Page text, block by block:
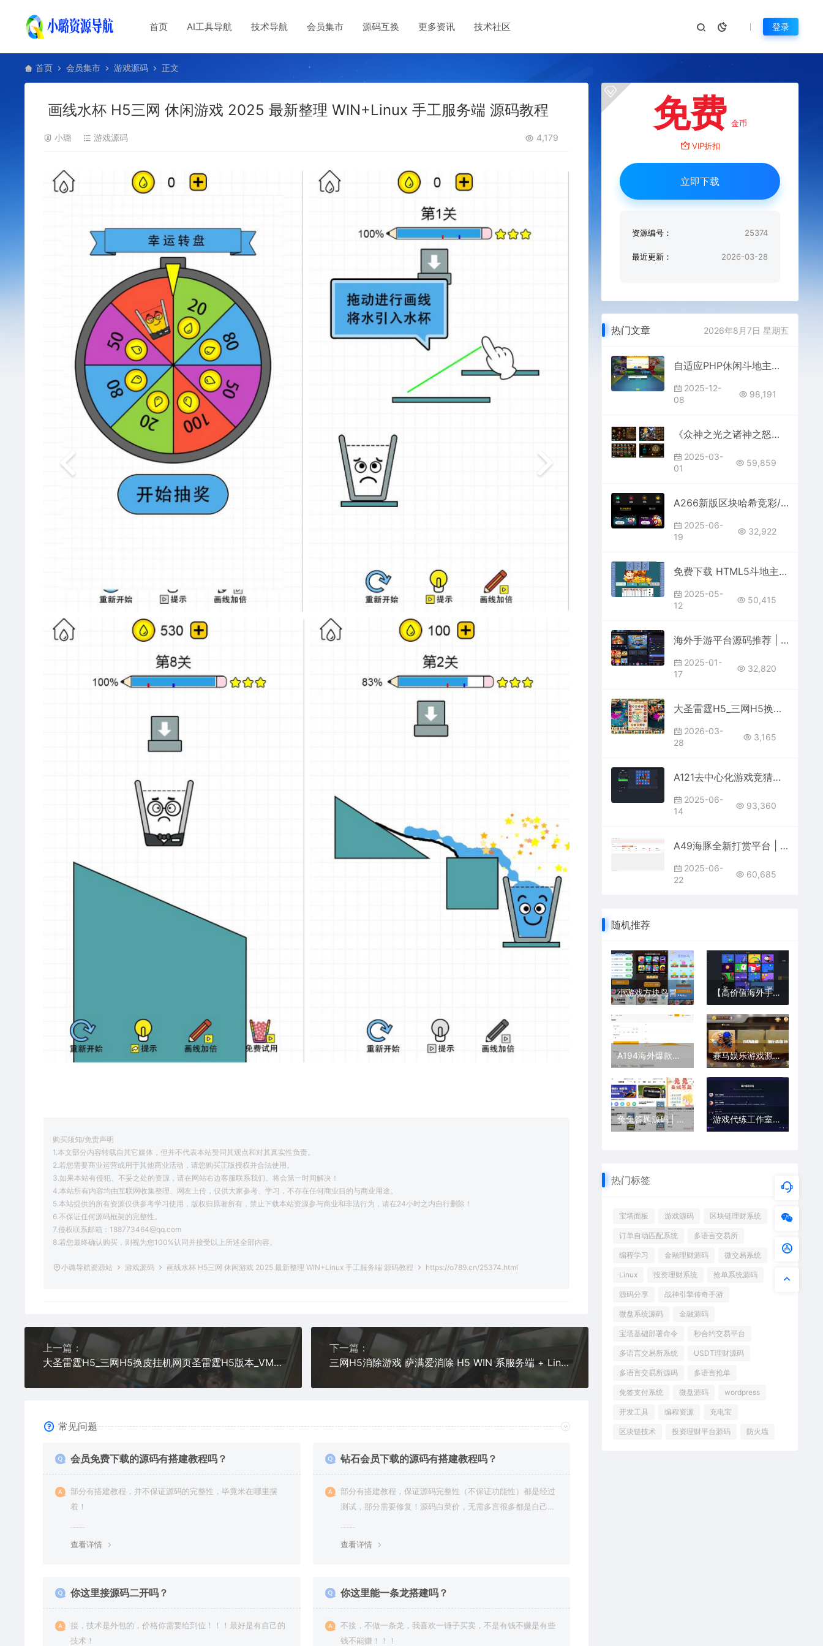
首页 AI工具导航 技术导航 会员集市 源码互换 更多资讯 技术社区 登录
首页 会员集市 游戏源码 正文
画线水杯 H5三网 休闲游戏 2025 最新整理 WIN+Linux 手工服务端 源码教程
小璐 游戏源码 4,179
购买须知/免责声明
1.本文部分内容转载自其它媒体，但并不代表本站赞同其观点和对其真实性负责。
2.若您需要商业运营或用于其他商业活动，请您购买正版授权并合法使用。
3.如果本站有侵犯、不妥之处的资源，请在网站右边客服联系我们。将会第一时间解决！
4.本站所有内容均由互联网收集整理、网友上传，仅供大家参考、学习，不存在任何商业目的与商业用途。
5.本站提供的所有资源仅供参考学习使用，版权归原著所有，禁止下载本站资源参与商业和非法行为，请在24小时之内自行删除！
6.不保证任何源码框架的完整性。
7.侵权联系邮箱：188773464@qq.com
8.若您最终确认购买，则视为您100%认同并接受以上所述全部内容。
小璐导航资源站 游戏源码 画线水杯 H5三网 休闲游戏 2025 最新整理 WIN+Linux 手工服务端 源码教程 https://o789.cn/25374.html
上一篇：
大圣雷霆H5_三网H5换皮挂机网页圣雷霆H5版本_VM镜像单机一键端+Linux学习手工端_通用视频教程_GM充值物品后台
下一篇：
三网H5消除游戏 萨满爱消除 H5 WIN 系服务端 + Linux 手工服务端 附赠完整源码 + 架设教程
常见问题
会员免费下载的源码有搭建教程吗？
部分有搭建教程，并不保证源码的完整性，毕竟米在哪里摆
着！
查看详情
钻石会员下载的源码有搭建教程吗？
部分有搭建教程，保证源码完整性（不保证功能性）都是经过
测试，部分需要修复！源码白菜价，无需多言很多都是自己修
查看详情
你这里接源码二开吗？
接，技术是外包的，价格你需要给到位！！！最好是有自己的
技术！
你这里能一条龙搭建吗？
不接，不做一条龙，我喜欢一锤子买卖，不是有钱不赚是有些
钱不能赚！！！
免费 金币
VIP折扣
立即下载
资源编号： 25374
最近更新： 2026-03-28
热门文章 2026年8月7日 星期五
自适应PHP休闲斗地主小游戏源码 带管理后端
2025-12-
08
98,191
《众神之光之诸神之怒》西方魔幻3D卡通Q萌回合制动作闯关手游Win服务端架设视频教程+GM总运营后台工具大全
2025-03-
01
59,859
A266新版区块哈希竞彩/哈希值游戏/28游戏/usdt游戏/区块链游戏
2025-06-
19
32,922
免费下载 HTML5斗地主小游戏源码 | 欢乐斗地主手游完整
2025-05-
12
50,415
海外手游平台源码推荐 | PG电子UniApp全开源支持巴西及拉美市场
2025-01-
17
32,820
大圣雷霆H5_三网H5换皮挂机网页圣雷霆H5版本_VM镜像单机一键端+Linux学习手工端_通用视频教程_GM充值物品后台
2026-03-
28
3,165
A121去中心化游戏竞猜系统海外版上线 | 支持实时互动聊天室
2025-06-
14
93,360
A49海豚全新打赏平台 | 防封微信QQ系统 + 多支付接口对接，稳定运行无忧
2025-06-
22
60,685
随机推荐
小游戏方块鸟冒险Cocos Creator 2.x 源码休闲游戏开发模板源码 【高价值海外手机游戏源码】完整游戏平台源代码
A194海外爆款双语爆点游戏 | 去中心化投注系统 | Vue源码部署 赛马娱乐游戏源码对接微信公众号积分娱乐小游戏二开可对接到APP
兔兔答题源码 | 开源在线答题系统（前端+后端完整） 游戏代练工作室源码/游戏代练报价单源码/轻量化 全开源
热门标签
宝塔面板 游戏源码 区块链理财系统
订单自动匹配系统 多语言交易所
编程学习 金融理财源码 微交易系统
Linux 投资理财系统 抢单系统源码
源码分享 战神引擎传奇手游
微盘系统源码 金融源码
宝塔基础部署命令 秒合约交易平台
多语言交易所系统 USDT理财源码
多语言交易所源码 多语言抢单
免签支付系统 微盘源码 wordpress
开发工具 编程资源 充电宝
区块链技术 投资理财平台源码 防火墙